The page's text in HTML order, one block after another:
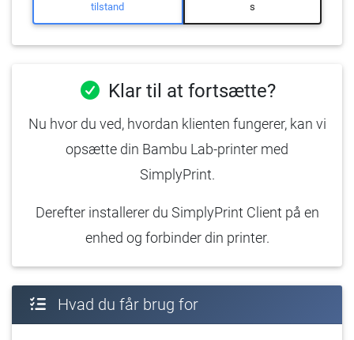
tilstand
s
Klar til at fortsætte?
Nu hvor du ved, hvordan klienten fungerer, kan vi
opsætte din Bambu Lab-printer med
SimplyPrint.
Derefter installerer du SimplyPrint Client på en
enhed og forbinder din printer.
Hvad du får brug for